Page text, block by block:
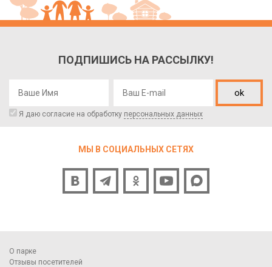
ПОДПИШИСЬ НА РАССЫЛКУ!
ok
Я даю согласие на обработку персональных данных
МЫ В СОЦИАЛЬНЫХ СЕТЯХ
О парке
Отзывы посетителей